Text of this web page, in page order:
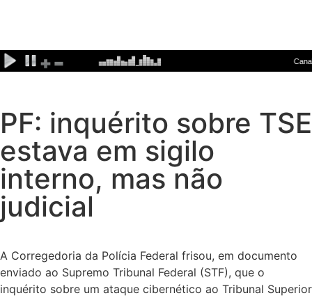
PF: inquérito sobre TSE
estava em sigilo
interno, mas não
judicial
A Corregedoria da Polícia Federal frisou, em documento
enviado ao Supremo Tribunal Federal (STF), que o
inquérito sobre um ataque cibernético ao Tribunal Superior